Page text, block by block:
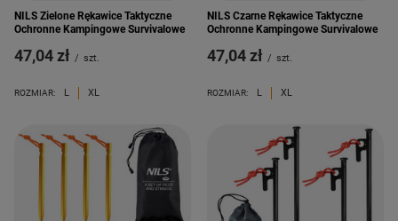
NILS Zielone Rękawice Taktyczne
Ochronne Kampingowe Survivalowe
47,04 zł / szt.
ROZMIAR: L XL
NILS Czarne Rękawice Taktyczne
Ochronne Kampingowe Survivalowe
47,04 zł / szt.
ROZMIAR: L XL